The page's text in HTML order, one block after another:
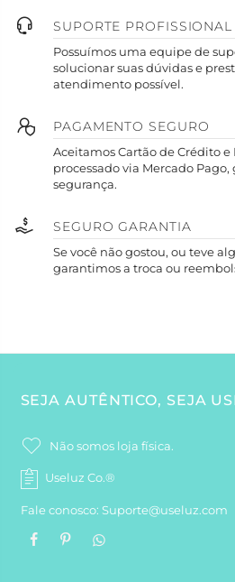
SUPORTE PROFISSIONAL
Possuímos uma equipe de
solucionar suas dúvidas e
atendimento possível.
PAGAMENTO SEGURO
Aceitamos Cartão de Crédito e
processado via Mercado
segurança.
SEGURO GARANTIA
Se você não gostou, ou teve
garantimos a troca ou
SEJA AUTÊNTICO, SEJA
Não somos loja física.
Useluz Co.®
Fale conosco: Suporte@useluz.com